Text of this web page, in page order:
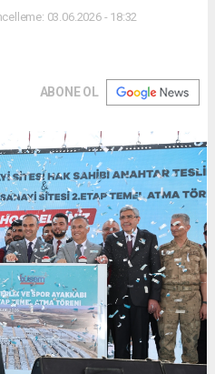
03.06.2026 - 18:32
ABONE OL